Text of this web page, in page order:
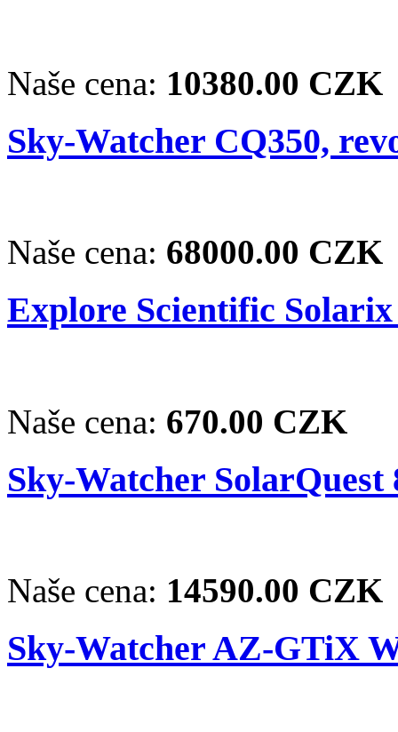
Naše cena: 10380.00 CZK
Sky-Watcher CQ350,
Naše cena: 68000.00 CZK
Explore Scientific
Naše cena: 670.00 CZK
Sky-Watcher SolarQuest
Naše cena: 14590.00 CZK
Sky-Watcher AZ-GTiX